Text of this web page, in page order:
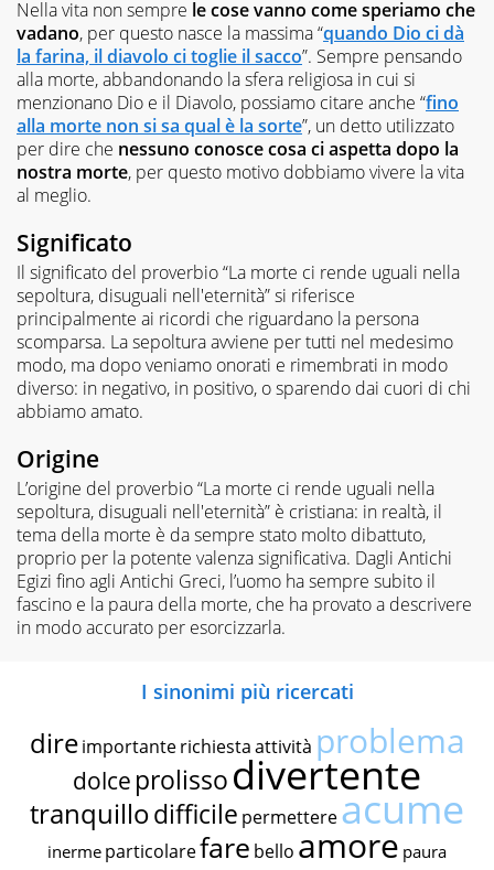
Nella vita non sempre le cose vanno come speriamo che
vadano, per questo nasce la massima “quando Dio ci dà
la farina, il diavolo ci toglie il sacco”. Sempre pensando
alla morte, abbandonando la sfera religiosa in cui si
menzionano Dio e il Diavolo, possiamo citare anche “fino
alla morte non si sa qual è la sorte”, un detto utilizzato
per dire che nessuno conosce cosa ci aspetta dopo la
nostra morte, per questo motivo dobbiamo vivere la vita
al meglio.
Significato
Il significato del proverbio “La morte ci rende uguali nella
sepoltura, disuguali nell'eternità” si riferisce
principalmente ai ricordi che riguardano la persona
scomparsa. La sepoltura avviene per tutti nel medesimo
modo, ma dopo veniamo onorati e rimembrati in modo
diverso: in negativo, in positivo, o sparendo dai cuori di chi
abbiamo amato.
Origine
L’origine del proverbio “La morte ci rende uguali nella
sepoltura, disuguali nell'eternità” è cristiana: in realtà, il
tema della morte è da sempre stato molto dibattuto,
proprio per la potente valenza significativa. Dagli Antichi
Egizi fino agli Antichi Greci, l’uomo ha sempre subito il
fascino e la paura della morte, che ha provato a descrivere
in modo accurato per esorcizzarla.
I sinonimi più ricercati
dire importante richiestaattività problema
dolce prolissodivertente
tranquillodifficile permettereacume
inerme particolarefare bello amore paura